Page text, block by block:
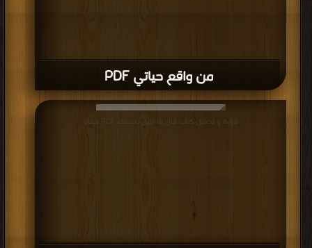
من واقع حياتي PDF
قراءة و تحميل كتاب قبل ما الليل يسبقك PDF مجانا